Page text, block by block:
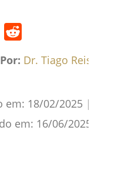
Por: Dr. Tiago Reis
em: 18/02/2025 |
em: 16/06/2025